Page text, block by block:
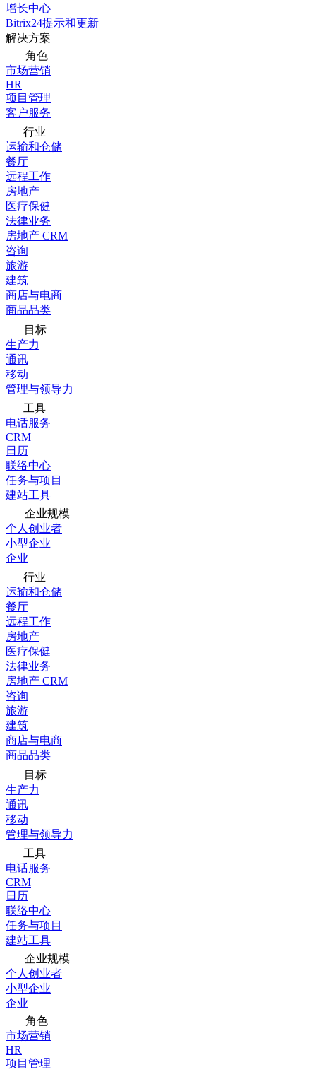
增长中心
Bitrix24提示和更新
解决方案
角色
市场营销
HR
项目管理
客户服务
行业
运输和仓储
餐厅
远程工作
房地产
医疗保健
法律业务
房地产 CRM
咨询
旅游
建筑
商店与电商
商品品类
目标
生产力
通讯
移动
管理与领导力
工具
电话服务
CRM
日历
联络中心
任务与项目
建站工具
企业规模
个人创业者
小型企业
企业
行业
运输和仓储
餐厅
远程工作
房地产
医疗保健
法律业务
房地产 CRM
咨询
旅游
建筑
商店与电商
商品品类
目标
生产力
通讯
移动
管理与领导力
工具
电话服务
CRM
日历
联络中心
任务与项目
建站工具
企业规模
个人创业者
小型企业
企业
角色
市场营销
HR
项目管理